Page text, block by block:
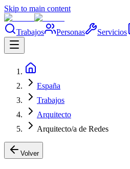
Skip to main content
Trabajos Personas Servicios
España
Trabajos
Arquitecto
Arquitecto/a de Redes
Volver